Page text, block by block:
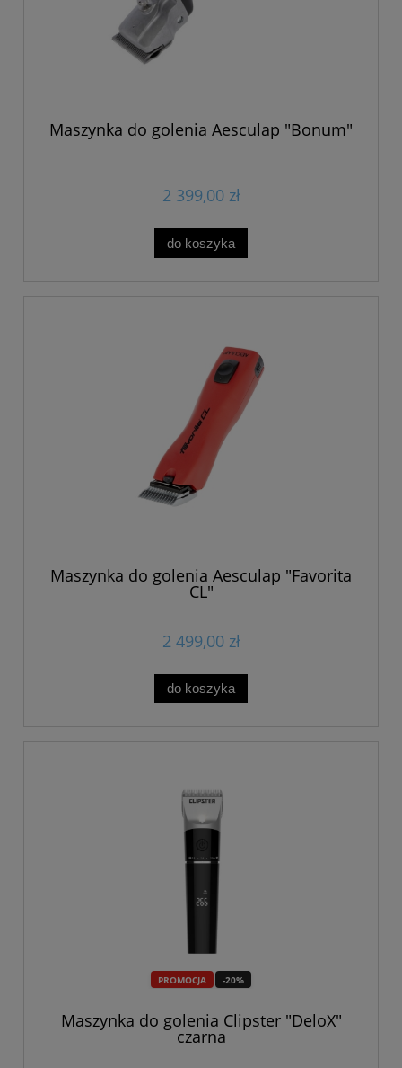
Maszynka do golenia Aesculap "Bonum"
2 399,00 zł
do koszyka
Maszynka do golenia Aesculap "Favorita
CL"
2 499,00 zł
do koszyka
PROMOCJA -20%
Maszynka do golenia Clipster "DeloX"
czarna